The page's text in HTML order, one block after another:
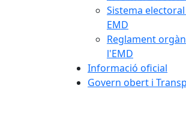
Sistema
EMD
Reglament
l'EMD
Informació oficial
Govern obert i